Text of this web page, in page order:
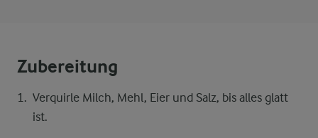
Zubereitung
Verquirle Milch, Mehl, Eier und Salz, bis alles glatt
ist.